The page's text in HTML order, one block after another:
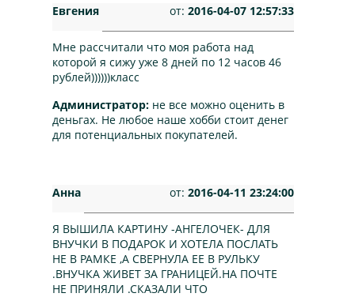
Евгения от: 2016-04-07 12:57:33
Мне рассчитали что моя работа над
которой я сижу уже 8 дней по 12 часов 46
рублей))))))класс
Администратор: не все можно оценить в
деньгах. Не любое наше хобби стоит денег
для потенциальных покупателей.
Анна от: 2016-04-11 23:24:00
Я ВЫШИЛА КАРТИНУ -АНГЕЛОЧЕК- ДЛЯ
ВНУЧКИ В ПОДАРОК И ХОТЕЛА ПОСЛАТЬ
НЕ В РАМКЕ ,А СВЕРНУЛА ЕЕ В РУЛЬКУ
.ВНУЧКА ЖИВЕТ ЗА ГРАНИЦЕЙ.НА ПОЧТЕ
НЕ ПРИНЯЛИ .СКАЗАЛИ ЧТО